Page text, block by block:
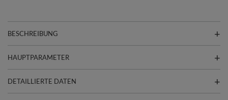
BESCHREIBUNG
HAUPTPARAMETER
DETAILLIERTE DATEN